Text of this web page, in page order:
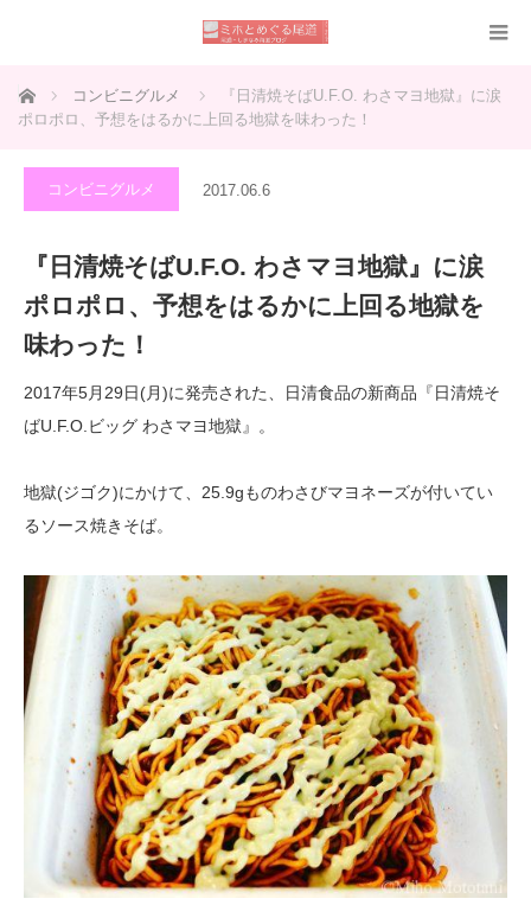
ホーム コンビニグルメ
『日清焼そばU.F.O. わさマヨ地獄』に涙
ポロポロ、予想をはるかに上回る地獄を味わった！
コンビニグルメ 2017.06.6
『日清焼そばU.F.O. わさマヨ地獄』に涙
ポロポロ、予想をはるかに上回る地獄を
味わった！
2017年5月29日(月)に発売された、日清食品の新商品『日清焼そ
ばU.F.O.ビッグ わさマヨ地獄』。
地獄(ジゴク)にかけて、25.9gものわさびマヨネーズが付いてい
るソース焼きそば。